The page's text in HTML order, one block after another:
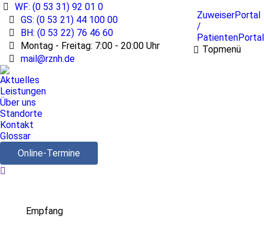
WF: (0 53 31) 92 01 0
GS: (0 53 21) 44 100 00
BH: (0 53 22) 76 46 60
Montag - Freitag: 7:00 - 20:00 Uhr
mail@rznh.de
ZuweiserPortal
/
PatientenPortal
Topmenü
Aktuelles
Leistungen
Über uns
Standorte
Kontakt
Glossar
Online-Termine
Search:
Empfang